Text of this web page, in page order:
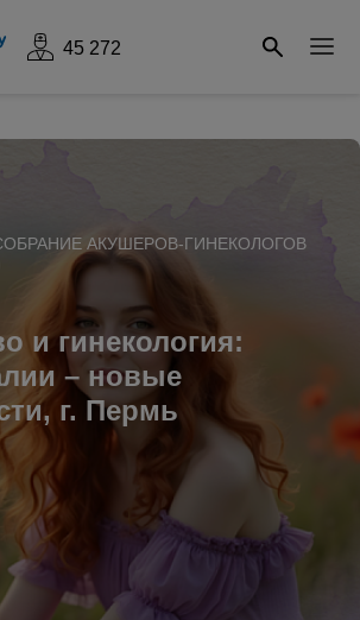
45 272
АКУШЕРОВ-ГИНЕКОЛОГОВ
и гинекология:
– новые
г. Пермь